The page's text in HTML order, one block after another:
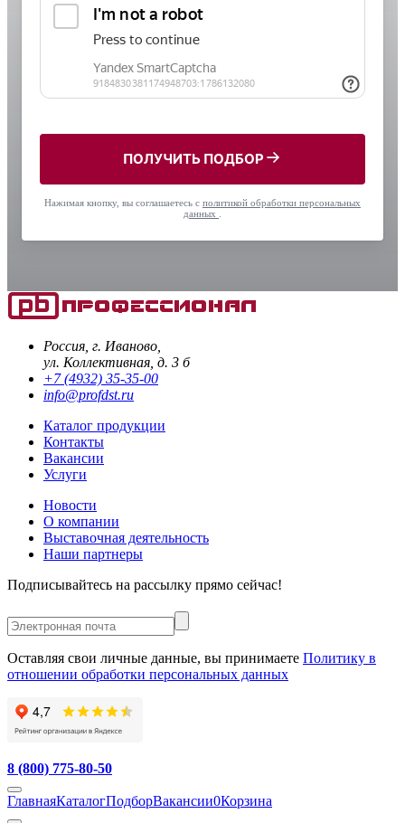
ПОЛУЧИТЬ ПОДБОР
Нажимая кнопку, вы соглашаетесь с политикой обработки персональных
данных
Россия, г. Иваново,
ул. Коллективная, д. 3 б
+7 (4932) 35-35-00
info@profdst.ru
Каталог продукции
Контакты
Вакансии
Услуги
Новости
О компании
Выставочная деятельность
Наши партнеры
Подписывайтесь на рассылку прямо сейчас!
Оставляя свои личные данные, вы принимаете Политику в
отношении обработки персональных данных
8 (800) 775-80-50
ГлавнаяКаталогПодборВакансии0Корзина